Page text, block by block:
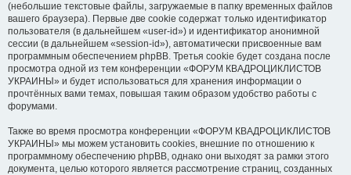
(небольшие текстовые файлы, загружаемые в папку временных файлов
вашего браузера). Первые две cookie содержат только идентификатор
пользователя (в дальнейшем «user-id») и идентификатор анонимной
сессии (в дальнейшем «session-id»), автоматически присвоенные вам
программным обеспечением phpBB. Третья cookie будет создана после
просмотра одной из тем конференции «ФОРУМ КВАДРОЦИКЛИСТОВ
УКРАИНЫ» и будет использоваться для хранения информации о
прочтённых вами темах, повышая таким образом удобство работы с
форумами.
Также во время просмотра конференции «ФОРУМ КВАДРОЦИКЛИСТОВ
УКРАИНЫ» мы можем установить cookies, внешние по отношению к
программному обеспечению phpBB, однако они выходят за рамки этого
документа, целью которого является рассмотрение страниц, созданных